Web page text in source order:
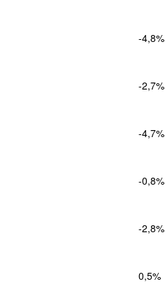
-4,8%
-2,7%
-4,7%
-0,8%
-2,8%
0,5%